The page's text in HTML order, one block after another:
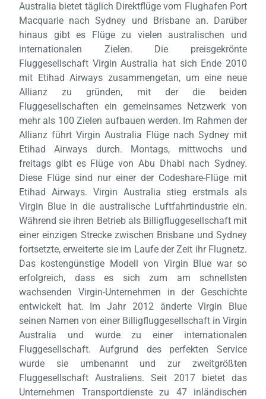
Australia bietet täglich Direktflüge vom Flughafen Port
Macquarie nach Sydney und Brisbane an. Darüber
hinaus gibt es Flüge zu vielen australischen und
internationalen Zielen. Die preisgekrönte
Fluggesellschaft Virgin Australia hat sich Ende 2010
mit Etihad Airways zusammengetan, um eine neue
Allianz zu gründen, mit der die beiden
Fluggesellschaften ein gemeinsames Netzwerk von
mehr als 100 Zielen aufbauen werden. Im Rahmen der
Allianz führt Virgin Australia Flüge nach Sydney mit
Etihad Airways durch. Montags, mittwochs und
freitags gibt es Flüge von Abu Dhabi nach Sydney.
Diese Flüge sind nur einer der Codeshare-Flüge mit
Etihad Airways. Virgin Australia stieg erstmals als
Virgin Blue in die australische Luftfahrtindustrie ein.
Während sie ihren Betrieb als Billigfluggesellschaft mit
einer einzigen Strecke zwischen Brisbane und Sydney
fortsetzte, erweiterte sie im Laufe der Zeit ihr Flugnetz.
Das kostengünstige Modell von Virgin Blue war so
erfolgreich, dass es sich zum am schnellsten
wachsenden Virgin-Unternehmen in der Geschichte
entwickelt hat. Im Jahr 2012 änderte Virgin Blue
seinen Namen von einer Billigfluggesellschaft in Virgin
Australia und wurde zu einer internationalen
Fluggesellschaft. Aufgrund des perfekten Service
wurde sie umbenannt und zur zweitgrößten
Fluggesellschaft Australiens. Seit 2017 bietet das
Unternehmen Transportdienste zu 47 inländischen